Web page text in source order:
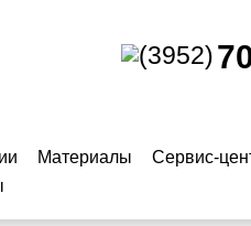
(3952)
Материалы
Сервис-